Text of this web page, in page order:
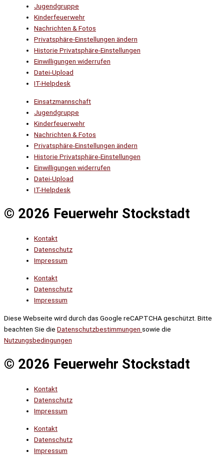
Jugendgruppe
Kinderfeuerwehr
Nachrichten & Fotos
Privatsphäre-Einstellungen ändern
Historie Privatsphäre-Einstellungen
Einwilligungen widerrufen
Datei-Upload
IT-Helpdesk
Einsatzmannschaft
Jugendgruppe
Kinderfeuerwehr
Nachrichten & Fotos
Privatsphäre-Einstellungen ändern
Historie Privatsphäre-Einstellungen
Einwilligungen widerrufen
Datei-Upload
IT-Helpdesk
© 2026 Feuerwehr Stockstadt
Kontakt
Datenschutz
Impressum
Kontakt
Datenschutz
Impressum
Diese Webseite wird durch das Google reCAPTCHA geschützt. Bitte
beachten Sie die Datenschutzbestimmungen sowie die
Nutzungsbedingungen
© 2026 Feuerwehr Stockstadt
Kontakt
Datenschutz
Impressum
Kontakt
Datenschutz
Impressum